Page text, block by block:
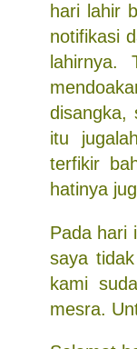
hari lahir
notifikasi
lahirnya.
disangka,
itu
terfikir
hatinya
Pada hari
saya
kami
mesra.